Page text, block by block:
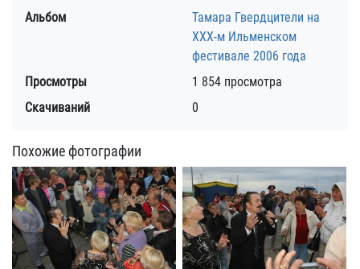
Альбом
Тамара Гвердцители на
ХХХ-м Ильменском
фестивале 2006 года
Просмотры
1 854 просмотра
Скачиваний
0
Похожие фотографии